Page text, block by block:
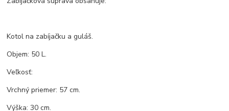
Kotol na zabíjačku a guláš.
Objem: 50 L.
Veľkosť:
Vrchný priemer: 57 cm.
Výška: 30 cm.